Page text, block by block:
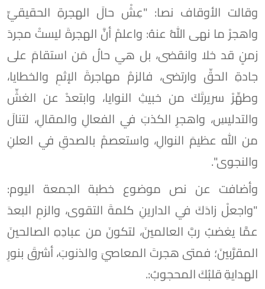
وقالت الأوقاف نصا: "عِشْ حالَ الهجرةِ الحقيقيِّ
واهجرْ ما نهى اللهُ عنهُ: واعلمْ أنَّ الهجرةَ ليستْ مجردَ
زمنٍ قد خلا وانقضى، بل هي حالُ مَن استقامَ على
جادةِ الحقِّ وارتضى، فالزمْ مهاجرةَ الإثمِ والخطايا،
وطهِّرْ سريرتَكَ من خبيثِ النوايا، وابتعدْ عن الغشِّ
والتدليسِ، واهجرِ الكذبَ في الفعالِ والمقالِ، لتنالَ
من اللهِ عظيمَ النوالِ، واستعصمْ بالصدقِ في العلنِ
والنجوى".
وأضافت عن نص موضوع خطبة الجمعة اليوم:
"واجعلْ زادَكَ في الدارينِ كلمةَ التقوى، والزمِ البعدَ
عمَّا يغضبُ ربَّ العالمينَ، لتكونَ من عبادِهِ الصالحينَ
المقرَّبينَ؛ فمتى هجرتَ المعاصيَ والذنوبَ، أشرقَ بنورِ
الهدايةِ قلبُكَ المحجوبُ:.